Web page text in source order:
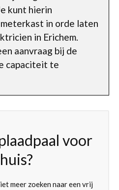
kunt hierin
in orde laten
in Erichem.
aanvraag bij de
capaciteit te
voor
meer zoeken naar een vrij